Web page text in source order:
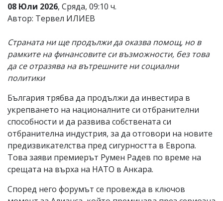
не
носи
отговорност
тях!
откриете
обиден
за
коментар,
сигнализирайте
ни!
08 Юли 2026, Сряда, 09:10 ч.
Автор: Тервел ИЛИЕВ
Страната ни ще продължи да оказва помощ, но в
рамките на финансовите си възможности, без това
да се отразява на вътрешните ни социални
политики
България трябва да продължи да инвестира в
укрепването на националните си отбранителни
способности и да развива собствената си
отбранителна индустрия, за да отговори на новите
предизвикателства пред сигурността в Европа.
Това заяви премиерът Румен Радев по време на
срещата на върха на НАТО в Анкара.
Според него форумът се провежда в ключов